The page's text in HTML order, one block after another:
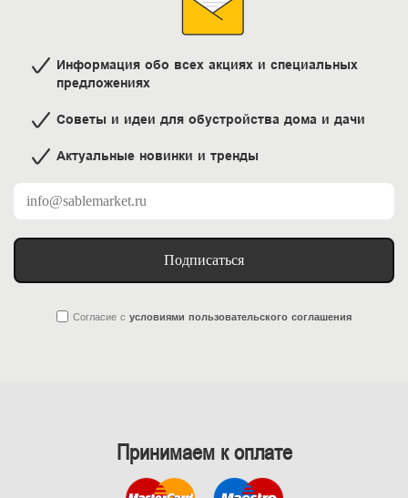
Информация обо всех акциях и специальных
предложениях
Советы и идеи для обустройства дома и дачи
Актуальные новинки и тренды
Подписаться
Согласие с условиями пользовательского соглашения
Принимаем к оплате